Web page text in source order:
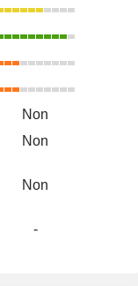
Non
Non
Non
-